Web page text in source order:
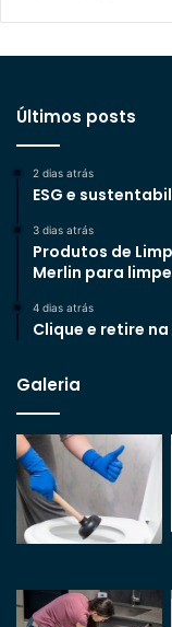
Últimos posts
2 dias atrás
ESG e
3 dias atrás
Produtos de
Merlin para
4 dias atrás
Clique e retire
Galeria